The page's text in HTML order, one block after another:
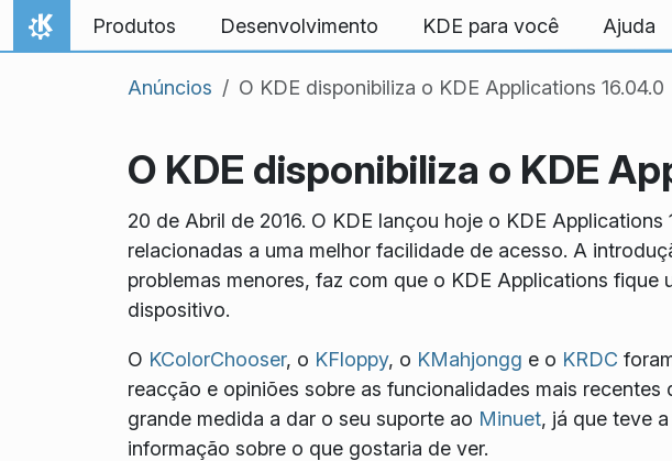
Ir para o conteúdo
Início
Produtos Desenvolvimento KDE para você Ajuda
Anúncios O KDE disponibiliza o KDE Applications 16.04.0
O KDE disponibiliza o KDE
20 de Abril de 2016. O KDE lançou hoje o KDE
relacionadas a uma melhor facilidade de acesso. A
problemas menores, faz com que o KDE Applications
dispositivo.
O KColorChooser, o KFloppy, o KMahjongg e o KRDC
reacção e opiniões sobre as funcionalidades mais
grande medida a dar o seu suporte ao Minuet, já que teve
informação sobre o que gostaria de ver.